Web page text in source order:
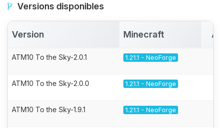
Versions disponibles
Version Minecraft
ATM10 To the Sky-2.0.1 1.21.1 - NeoForge
ATM10 To the Sky-2.0.0 1.21.1 - NeoForge
ATM10 To the Sky-1.9.1 1.21.1 - NeoForge